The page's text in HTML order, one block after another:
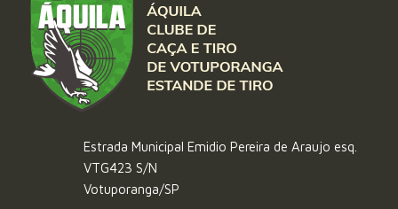
Estrada Municipal Emidio Pereira de Araujo esq.
VTG423 S/N
Votuporanga/SP